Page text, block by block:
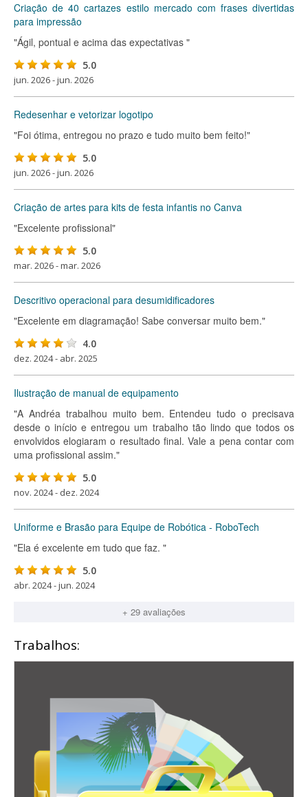
Criação de 40 cartazes estilo mercado com frases divertidas
para impressão
"Ágil, pontual e acima das expectativas "
5.0
jun. 2026 - jun. 2026
Redesenhar e vetorizar logotipo
"Foi ótima, entregou no prazo e tudo muito bem feito!"
5.0
jun. 2026 - jun. 2026
Criação de artes para kits de festa infantis no Canva
"Excelente profissional"
5.0
mar. 2026 - mar. 2026
Descritivo operacional para desumidificadores
"Excelente em diagramação! Sabe conversar muito bem."
4.0
dez. 2024 - abr. 2025
Ilustração de manual de equipamento
"A Andréa trabalhou muito bem. Entendeu tudo o precisava
desde o início e entregou um trabalho tão lindo que todos os
envolvidos elogiaram o resultado final. Vale a pena contar com
uma profissional assim."
5.0
nov. 2024 - dez. 2024
Uniforme e Brasão para Equipe de Robótica - RoboTech
"Ela é excelente em tudo que faz. "
5.0
abr. 2024 - jun. 2024
+ 29 avaliações
Trabalhos: